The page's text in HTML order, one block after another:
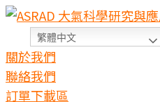
Skip
content
繁體中文
關於我們
聯絡我們
訂單下載區